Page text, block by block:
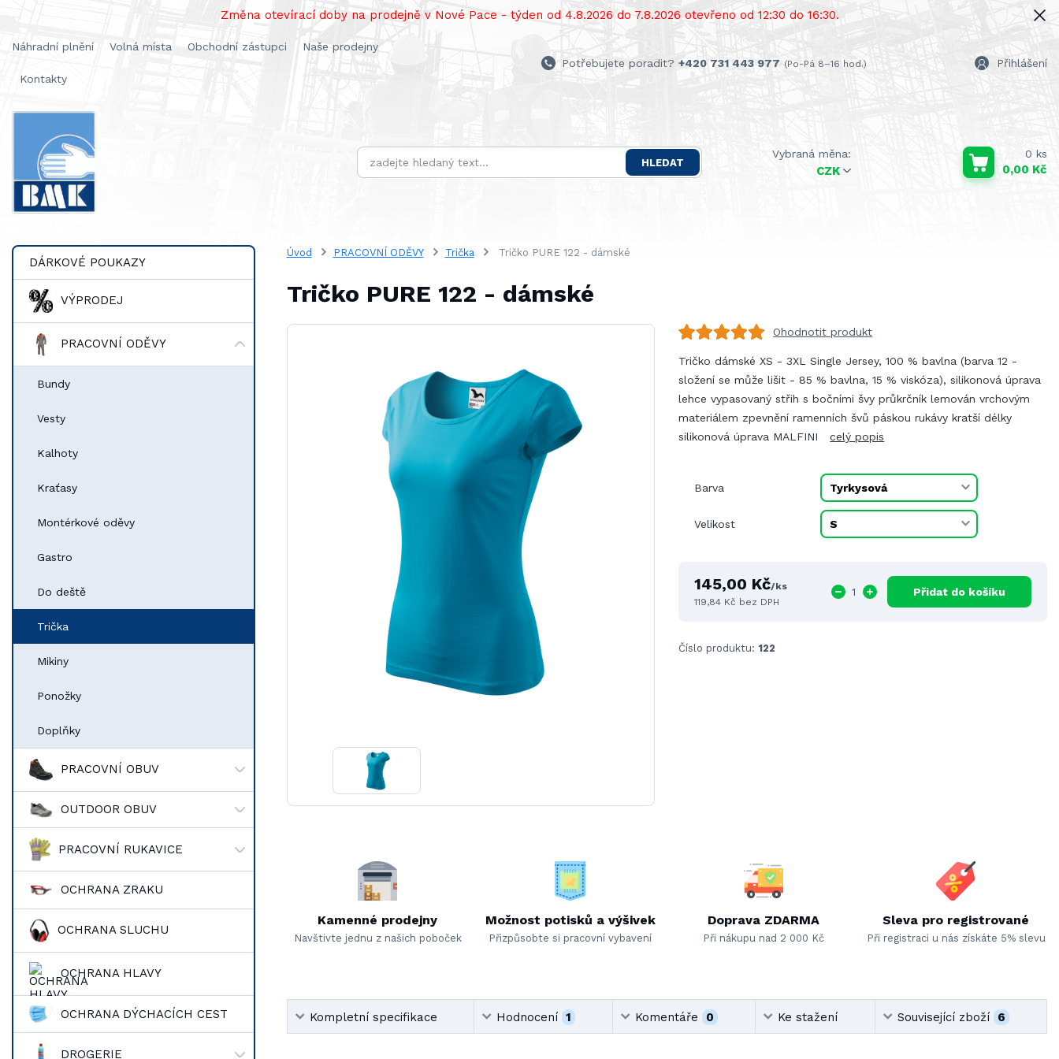
Změna otevírací doby na prodejně v Nové Pace - týden od 4.8.2026 do 7.8.2026 otevřeno od 12:30 do 16:30.
Náhradní plnění Volná místa Obchodní zástupci Naše prodejny
Kontakty
CZK
Přihlášení
HLEDAT
Potřebujete poradit? +420 731 443 977 (Po-Pá 8–16 hod.)
0 ks
0,00 Kč
DÁRKOVÉ POUKAZY
VÝPRODEJ
PRACOVNÍ ODĚVY
Bundy
Vesty
Kalhoty
Kraťasy
Montérkové oděvy
Gastro
Do deště
Trička
Mikiny
Ponožky
Doplňky
PRACOVNÍ OBUV
OUTDOOR OBUV
PRACOVNÍ RUKAVICE
OCHRANA ZRAKU
OCHRANA SLUCHU
OCHRANA HLAVY
OCHRANA DÝCHACÍCH CEST
DROGERIE
Úvod PRACOVNÍ ODĚVY Trička Tričko PURE 122 - dámské
Tričko PURE 122 - dámské
Ohodnotit produkt
Tričko dámské XS - 3XL Single Jersey, 100 % bavlna (barva 12 -
složení se může lišit - 85 % bavlna, 15 % viskóza), silikonová úprava
lehce vypasovaný střih s bočními švy průkrčník lemován vrchovým
materiálem zpevnění ramenních švů páskou rukávy kratší délky
silikonová úprava MALFINIcelý popis
Barva
Velikost
145,00 Kč/ks
119,84 Kč bez DPH
Přidat do košíku
Číslo produktu: 122
Kamenné prodejny
Navštivte jednu z našich poboček
Možnost potisků a výšivek
Přizpůsobte si pracovní vybavení
Doprava ZDARMA
Při nákupu nad 2 000 Kč
Sleva pro registrované
Při registraci u nás získáte 5% slevu
Kompletní specifikace Hodnocení 1 Komentáře 0 Ke stažení Související zboží 6